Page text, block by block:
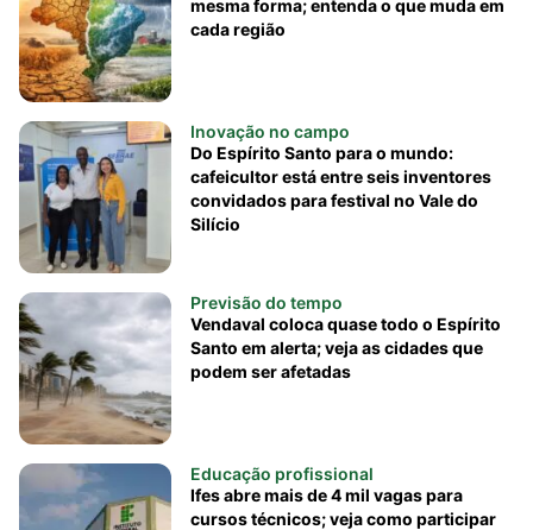
mesma forma; entenda o que muda em
cada região
Inovação no campo
Do Espírito Santo para o mundo:
cafeicultor está entre seis inventores
convidados para festival no Vale do
Silício
Previsão do tempo
Vendaval coloca quase todo o Espírito
Santo em alerta; veja as cidades que
podem ser afetadas
Educação profissional
Ifes abre mais de 4 mil vagas para
cursos técnicos; veja como participar